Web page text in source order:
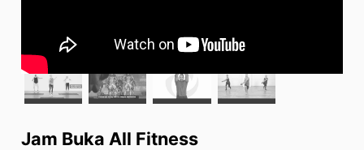
Jam Buka All Fitness